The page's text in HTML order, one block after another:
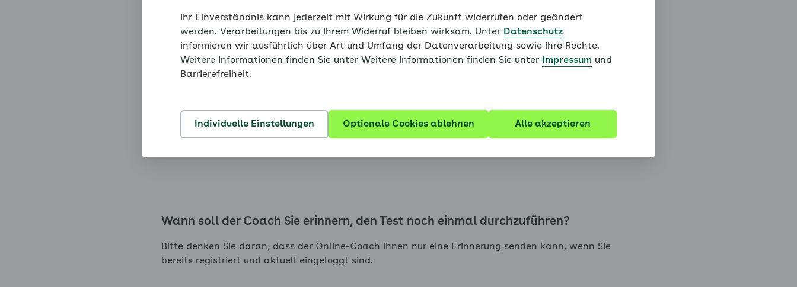
wenn Sie alle Fragen mit „Ja“ oder „Nein“ beantworten können.
Um das zu können, sollten Sie:
Ihren Bauchumfang selbst messen können. Hierfür gibt es bei Frage 1 eine Anleitung bei Klick auf
Ihre Blutzucker- oder Blutfettwerte bei Ihrer Ärztin oder Ihrem Arzt bestimmen lassen. Sprechen Sie
das bei Ihrem nächsten Praxisbesuch an oder machen Sie sofort einen Termin. Wenn Sie bereits
Bluthochdruck haben, ist es wichtig, dass Sie alle Risikofaktoren kennen.
Wann soll der Coach Sie erinnern, den Test noch einmal durchzuführen?
Bitte denken Sie daran, dass der Online-Coach Ihnen nur eine Erinnerung senden kann, wenn Sie
bereits registriert und aktuell eingeloggt sind.
Ihr Einverständnis kann jederzeit mit Wirkung für die Zukunft widerrufen oder geändert
werden. Verarbeitungen bis zu Ihrem Widerruf bleiben wirksam. Unter Datenschutz
informieren wir ausführlich über Art und Umfang der Datenverarbeitung sowie Ihre Rechte.
Weitere Informationen finden Sie unter Weitere Informationen finden Sie unter
Impressum und
Barrierefreiheit.
Individuelle Einstellungen Optionale Cookies ablehnen Alle akzeptieren